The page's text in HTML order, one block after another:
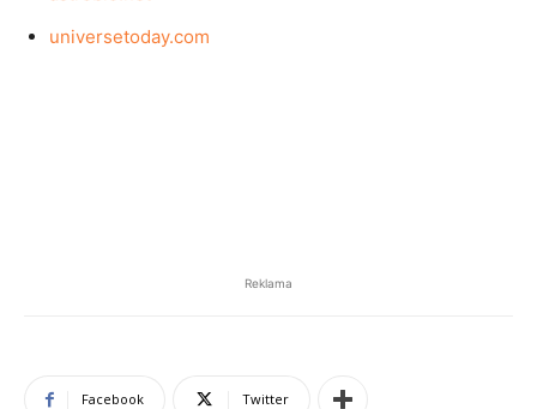
universetoday.com
Reklama
Facebook Twitter